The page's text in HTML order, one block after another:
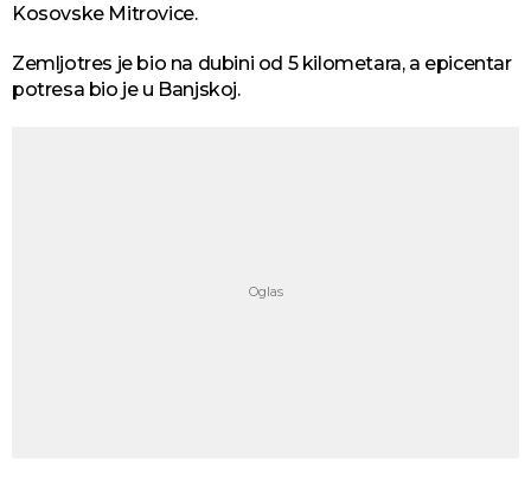
Kosovske Mitrovice.
Zemljotres je bio na dubini od 5 kilometara, a epicentar
potresa bio je u Banjskoj.